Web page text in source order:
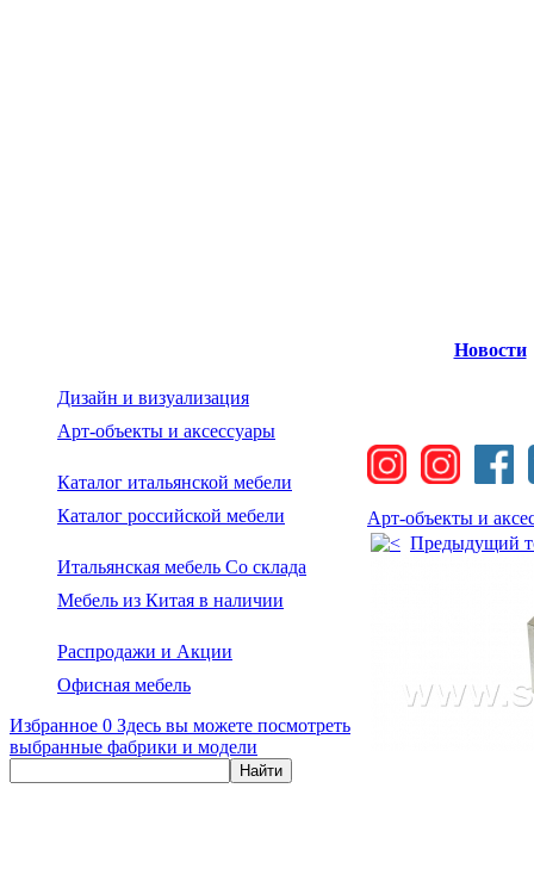
Дизайн и визуализация
Арт-объекты и аксессуары
Каталог итальянской мебели
Каталог российской мебели
Итальянская мебель Со склада
Мебель из Китая в наличии
Распродажи и Акции
Офисная мебель
Избранное 0 Здесь вы можете посмотреть
выбранные фабрики и модели
Новости
Арт-объекты и
Предыдущий